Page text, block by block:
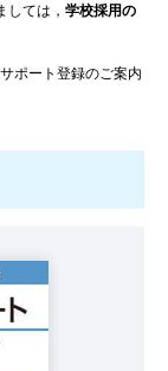
しては， 学校採用の
ポート登録のご案内